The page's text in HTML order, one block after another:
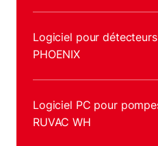
Logiciel pour
PHOENIX
Logiciel PC pour
RUVAC WH